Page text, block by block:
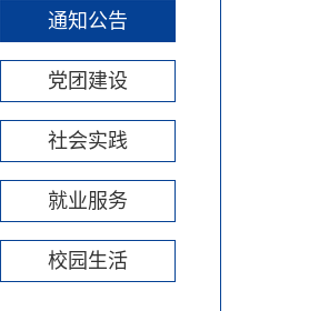
通知公告
党团建设
社会实践
就业服务
校园生活